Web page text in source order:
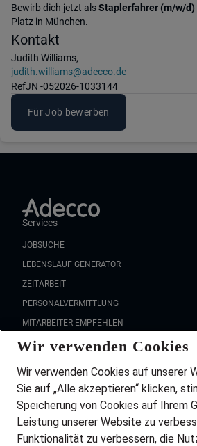
Bewirb dich jetzt alsStaplerfahrer (m/w/d)
Platz in München.
Kontakt
Judith Williams,
judith.williams@adecco.de
RefJN -052026-1033144
Für Job bewerben
Services
JOBSUCHE
LEBENSLAUF GENERATOR
ZEITARBEIT
PERSONALVERMITTLUNG
MITARBEITER EMPFEHLEN
FAQ
Wir stellen ein!
DEINE BERUFSGRUPPE
DEINE LEBENSSITUATION
PARTNERSHIP WITH AIRBUS
Wir verwenden Cookies
Wir verwenden Cookies auf unserer
Sie auf „Alle akzeptieren“ klicken,
Speicherung von Cookies auf Ihrem
Leistung unserer Website zu
Funktionalität zu verbessern, die